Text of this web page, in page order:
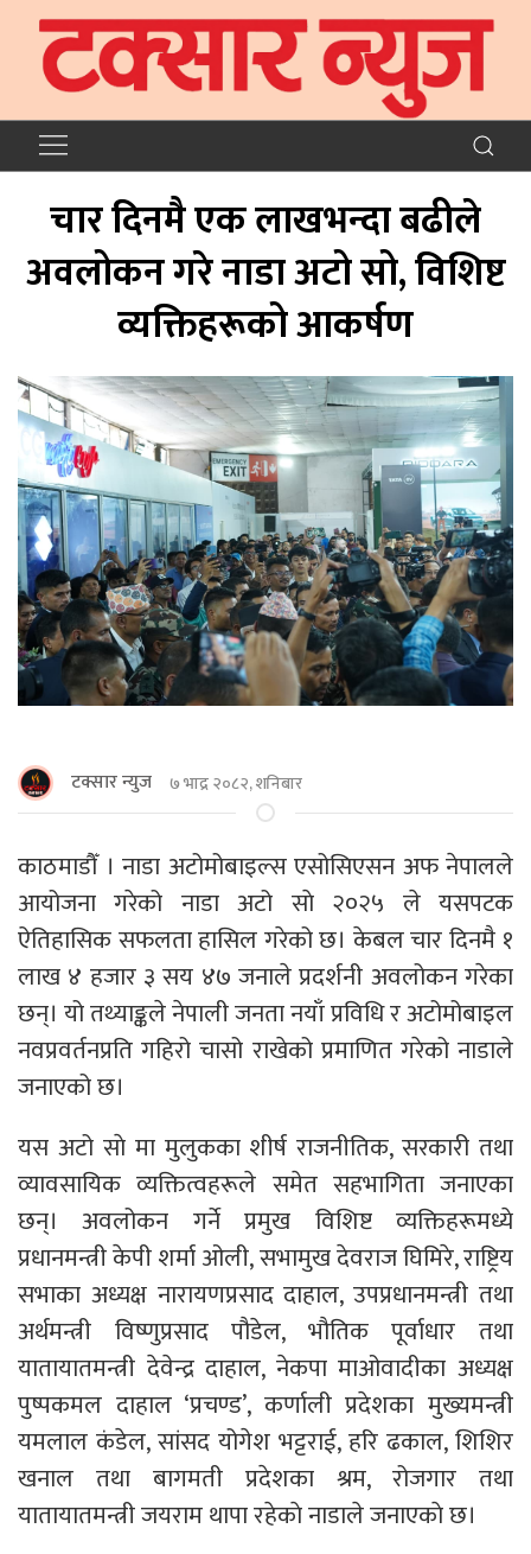
चार दिनमै एक लाखभन्दा बढीले
अवलोकन गरे नाडा अटो सो, विशिष्ट
व्यक्तिहरूको आकर्षण
टक्सार न्युज ७ भाद्र २०८२, शनिबार
काठमाडौँ । नाडा अटोमोबाइल्स एसोसिएसन अफ नेपालले
आयोजना गरेको नाडा अटो साे २०२५ ले यसपटक
ऐतिहासिक सफलता हासिल गरेको छ। केबल चार दिनमै १
लाख ४ हजार ३ सय ४७ जनाले प्रदर्शनी अवलोकन गरेका
छन्। यो तथ्याङ्कले नेपाली जनता नयाँ प्रविधि र अटोमोबाइल
नवप्रवर्तनप्रति गहिरो चासो राखेको प्रमाणित गरेको नाडाले
जनाएको छ।
यस अटो साे मा मुलुकका शीर्ष राजनीतिक, सरकारी तथा
व्यावसायिक व्यक्तित्वहरूले समेत सहभागिता जनाएका
छन्। अवलोकन गर्ने प्रमुख विशिष्ट व्यक्तिहरूमध्ये
प्रधानमन्त्री केपी शर्मा ओली, सभामुख देवराज घिमिरे, राष्ट्रिय
सभाका अध्यक्ष नारायणप्रसाद दाहाल, उपप्रधानमन्त्री तथा
अर्थमन्त्री विष्णुप्रसाद पौडेल, भौतिक पूर्वाधार तथा
यातायातमन्त्री देवेन्द्र दाहाल, नेकपा माओवादीका अध्यक्ष
पुष्पकमल दाहाल ‘प्रचण्ड’, कर्णाली प्रदेशका मुख्यमन्त्री
यमलाल कंडेल, सांसद योगेश भट्टराई, हरि ढकाल, शिशिर
खनाल तथा बागमती प्रदेशका श्रम, रोजगार तथा
यातायातमन्त्री जयराम थापा रहेकाे नाडाले जनाएकाे छ।